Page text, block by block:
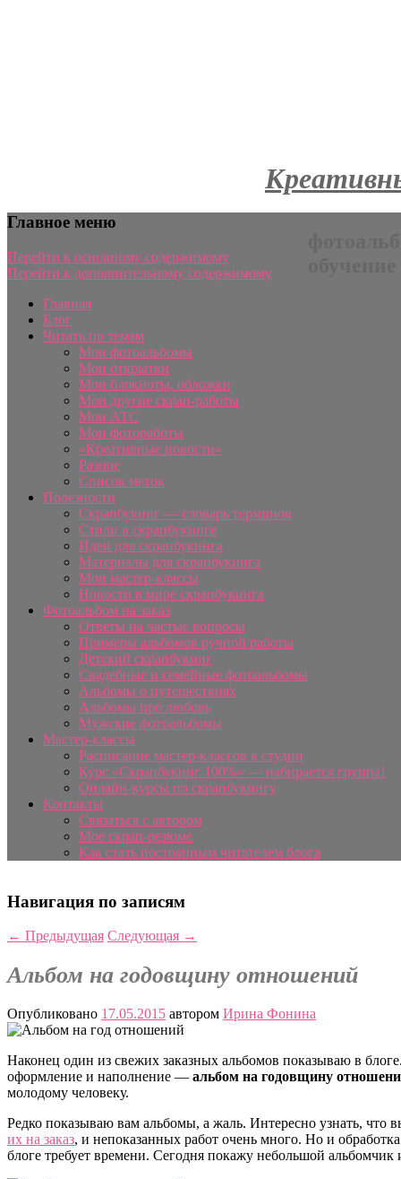
Главное меню
Перейти к основному содержимому
Перейти к дополнительному содержимому
Главная
Блог
Читать по темам
Мои фотоальбомы
Мои открытки
Мои блокноты, обложки
Мои другие скрап-работы
Мои АТС
Мои фотоработы
«Креативные новости»
Разное
Список меток
Полезности
Скрапбукинг — словарь терминов
Стили в скрапбукинге
Идеи для скрапбукинга
Материалы для скрапбукинга
Мои мастер-классы
Новости в мире скрапбукинга
Фотоальбом на заказ
Ответы на частые вопросы
Примеры альбомов ручной работы
Детский скрапбукинг
Свадебные и семейные фотоальбомы
Альбомы о путешествиях
Альбомы про любовь
Мужские фотоальбомы
Мастер-классы
Расписание мастер-классов в студии
Курс «Скрапбукинг 100%» — набирается группа!
Онлайн-курсы по скрапбукингу
Контакты
Связаться с автором
Мое скрап-резюме
Как стать постоянным читателем блога
Навигация по записям
← Предыдущая Следующая →
Альбом на годовщину отношений
Опубликовано 17.05.2015 автором Ирина Фонина
Наконец один из свежих заказных альбомов показываю в
оформление и наполнение — альбом на годовщину
молодому человеку.
Редко показываю вам альбомы, а жаль. Интересно узнать,
их на заказ, и непоказанных работ очень много. Но и
блоге требует времени. Сегодня покажу небольшой альбомчик